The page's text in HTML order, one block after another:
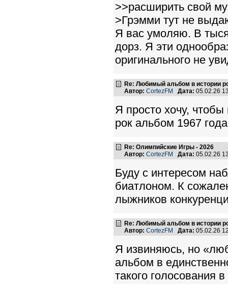
>>расширить свой
>Грэмми тут не
Я вас умоляю. В
дорз. Я эти
оригинального не
Re: Любимый альбом в истории
Автор: CortezFM Дата: 05.02.26
Я просто хочу,
рок альбом 1967
Re: Олимпийские Игры - 2026
Автор: CortezFM Дата: 05.02.26
Буду с интересом
биатлоном. К
лыжников
Re: Любимый альбом в истории
Автор: CortezFM Дата: 05.02.26
Я извиняюсь, но
альбом в
такого голосования